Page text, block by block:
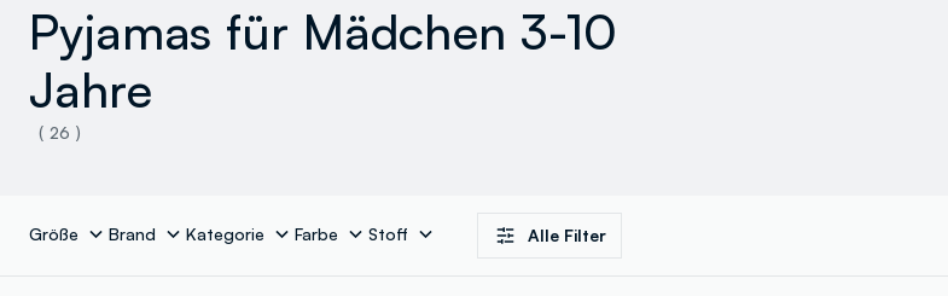
Pyjamas für Mädchen 3-10
Jahre
( 26 )
Größe Brand Kategorie Farbe Stoff Alle Filter